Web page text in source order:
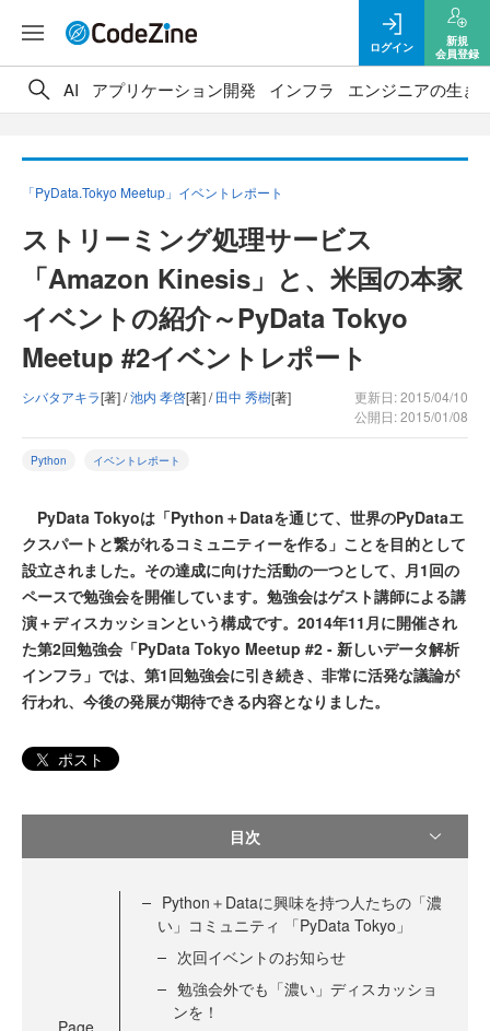
ログイン
新規
会員登録
AI アプリケーション開発 インフラ エンジニアの生き
「PyData.Tokyo Meetup」イベントレポート
ストリーミング処理サービス
「Amazon Kinesis」と、米国の本家
イベントの紹介～PyData Tokyo
Meetup #2イベントレポート
シバタアキラ[著] /池内 孝啓[著] /田中 秀樹[著]
更新日: 2015/04/10
公開日: 2015/01/08
Python イベントレポート
PyData Tokyoは「Python＋Dataを通じて、世界のPyDataエ
クスパートと繋がれるコミュニティーを作る」ことを目的として
設立されました。その達成に向けた活動の一つとして、月1回の
ペースで勉強会を開催しています。勉強会はゲスト講師による講
演＋ディスカッションという構成です。2014年11月に開催され
た第2回勉強会「PyData Tokyo Meetup #2 - 新しいデータ解析
インフラ」では、第1回勉強会に引き続き、非常に活発な議論が
行われ、今後の発展が期待できる内容となりました。
ポスト
目次
Python＋Dataに興味を持つ人たちの「濃
い」コミュニティ 「PyData Tokyo」
次回イベントのお知らせ
勉強会外でも「濃い」ディスカッショ
ンを！